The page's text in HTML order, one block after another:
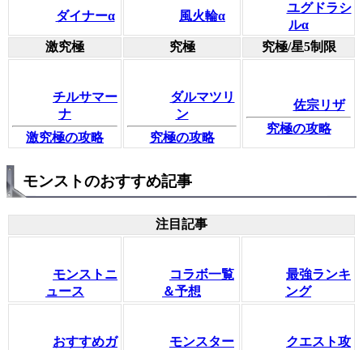
ダイナーα 風火輪α
ユグドラシ
ルα
激究極
究極 究極/星5制限
チルサマー
ナ
激究極の攻略
ダルマツリ
ン
究極の攻略
佐宗リザ
究極の攻略
モンストのおすすめ記事
注目記事
モンストニ
ュース
コラボ一覧
＆予想
最強ランキ
ング
おすすめガ
モンスター
クエスト攻